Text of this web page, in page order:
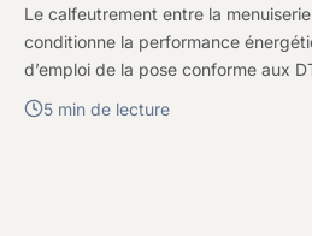
Le calfeutrement entre la
conditionne la performance
d’emploi de la pose conforme aux
5 min de lecture